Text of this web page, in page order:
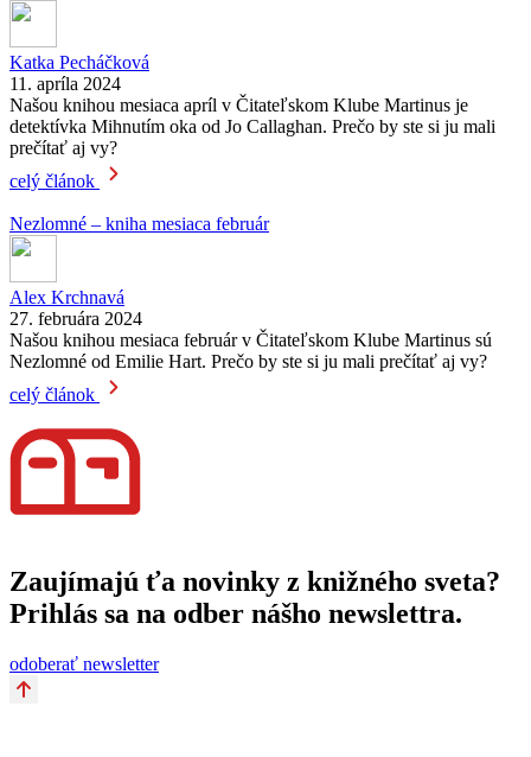
Katka Pecháčková
11. apríla 2024
Našou knihou mesiaca apríl v Čitateľskom Klube Martinus je
detektívka Mihnutím oka od Jo Callaghan. Prečo by ste si ju mali
prečítať aj vy?
celý článok
Nezlomné – kniha mesiaca február
Alex Krchnavá
27. februára 2024
Našou knihou mesiaca február v Čitateľskom Klube Martinus sú
Nezlomné od Emilie Hart. Prečo by ste si ju mali prečítať aj vy?
celý článok
Zaujímajú ťa novinky z knižného sveta?
Prihlás sa na odber nášho newslettra.
odoberať newsletter